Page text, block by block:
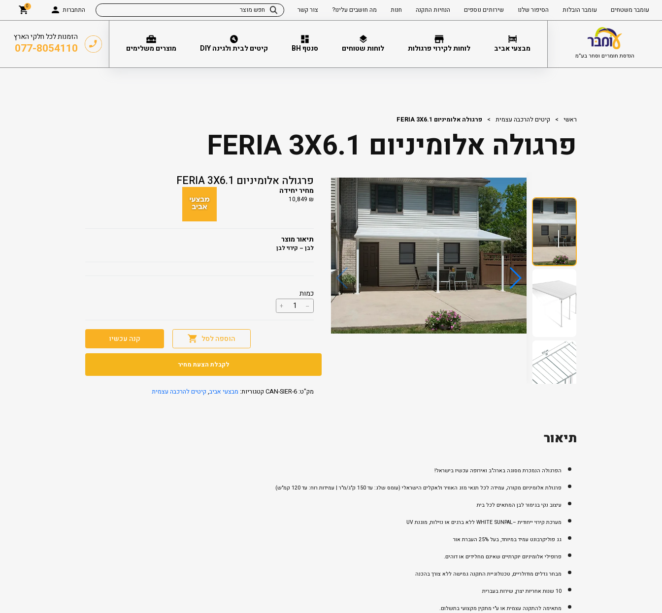
עומבר משטחים עומבר הובלות הסיפור שלנו שירותים נוספים הנחיות התקנה חנות מה חושבים עלינו? צור קשר התחברות 0
הנדסת חומרים וסחר בע”מ
מבצעי אביב לוחות לקירוי פרגולות לוחות שטוחים סנטף BH קיטים לבית ולגינה DIY מוצרים משלימים
הזמנות לכל חלקי הארץ
077-8054110
ראשי > קיטים להרכבה עצמית > פרגולה אלומיניום FERIA 3X6.1
פרגולה אלומיניום FERIA 3X6.1
פרגולה אלומיניום FERIA 3X6.1
מחיר יחידה
10,849₪
תיאור מוצר
לבן – קירוי לבן
כמות
--
כמות
של
+
הוספה לסל קנה עכשיו
לקבלת הצעת מחיר
מק"ט: CAN-SIER-6 קטגוריות: מבצעי אביב, קיטים להרכבה עצמית
תיאור
הפרגולה הנמכרת מסוגה בארה"ב ואירופה עכשיו בישראל!
פרגולת אלומיניום מקורה, עמידה לכל תנאי מזג האוויר ולאקלים הישראלי (עומס שלג: עד 150 ק"ג/מ"ר | עמידות רוח: עד 120 קמ"ש)
עיצוב נקי בגימור לבן המתאים לכל בית
מערכת קירוי ייחודית –WHITE SUNPAL ללא ברגים או נזילות, מוגנת UV
גג פוליקרבונט עמיד במיוחד, בעל 25% העברת אור
פרופילי אלומיניום יוקרתיים שאינם מחלידים או דוהים.
מבחר גדלים מודולריים, טכנולוגיית התקנה גמישה ללא צורך בהכנה
10 שנות אחריות יצרן, שירות בעברית
מתאימה להתקנה עצמית או ע"י מתקין מקצועי בתשלום.